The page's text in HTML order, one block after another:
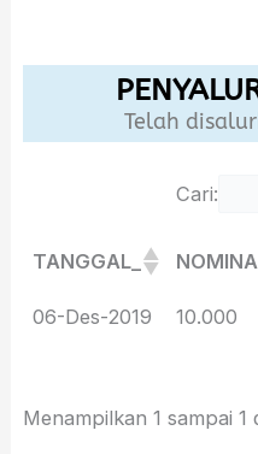
Telah
Cari:
TANGGAL_
TANGGAL_
NOMINAL
06-Des-2019 10.000
Menampilkan 1 sampai 1